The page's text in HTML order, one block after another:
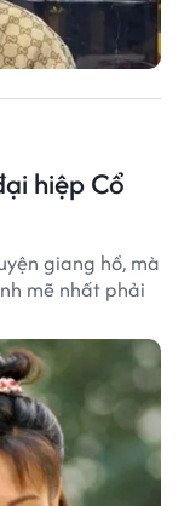
hiệp Cổ
giang hồ, mà
mẽ nhất phải